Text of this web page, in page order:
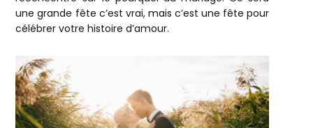
une grande fête c’est vrai, mais c’est une fête pour
célébrer votre histoire d’amour.